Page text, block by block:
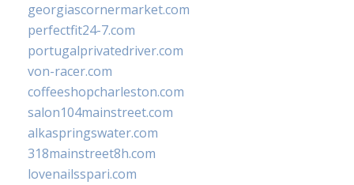
georgiascornermarket.com
perfectfit24-7.com
portugalprivatedriver.com
von-racer.com
coffeeshopcharleston.com
salon104mainstreet.com
alkaspringswater.com
318mainstreet8h.com
lovenailsspari.com